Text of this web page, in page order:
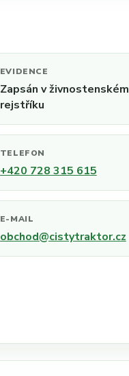
EVIDENCE
Zapsán v živnostenském
rejstříku
TELEFON
+420 728 315 615
E-MAIL
obchod@cistytraktor.cz